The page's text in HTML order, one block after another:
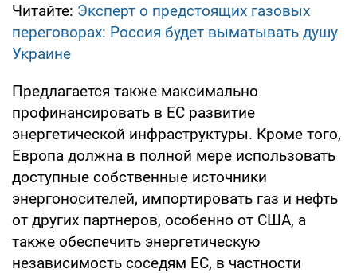
Читайте: Эксперт о предстоящих газовых
переговорах: Россия будет выматывать душу
Украине
Предлагается также максимально
профинансировать в ЕС развитие
энергетической инфраструктуры. Кроме того,
Европа должна в полной мере использовать
доступные собственные источники
энергоносителей, импортировать газ и нефть
от других партнеров, особенно от США, а
также обеспечить энергетическую
независимость соседям ЕС, в частности